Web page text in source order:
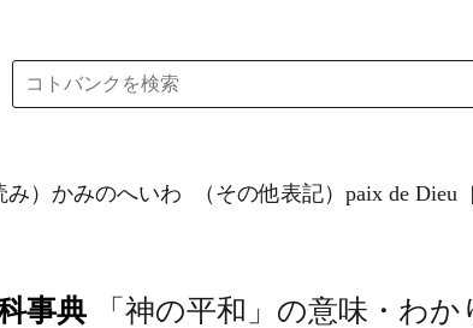
み）かみのへいわ （その他表記）paix de Dieu
事典 「神の平和」の意味・わ